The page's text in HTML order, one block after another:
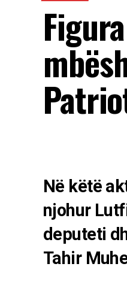
Në këtë
njohur
deputeti
Tahir